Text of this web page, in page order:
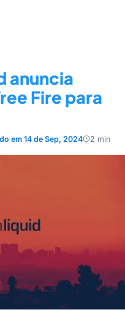
anuncia
Fire para
em 14 de Sep, 2024 2 min